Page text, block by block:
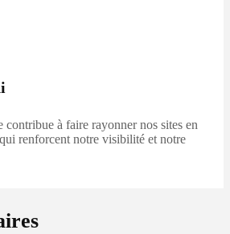
contribue à faire rayonner nos sites en
renforcent notre visibilité et notre